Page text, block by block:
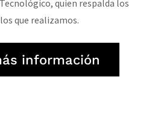
quien respalda los
que realizamos.
información